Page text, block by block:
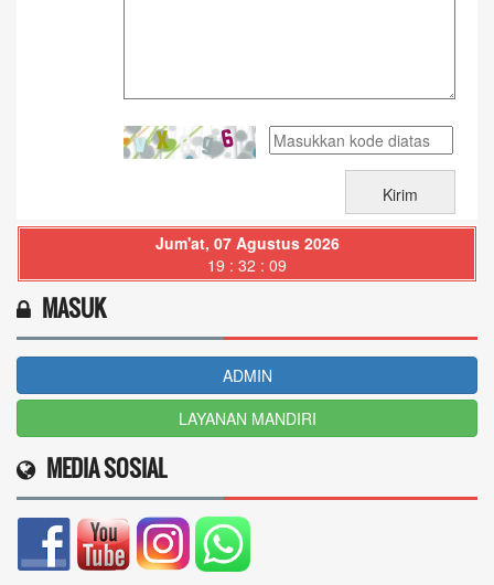
Jum'at, 07 Agustus 2026
19 : 32 : 10
MASUK
ADMIN
LAYANAN MANDIRI
MEDIA SOSIAL